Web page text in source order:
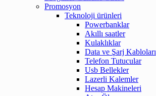
Promosyon
Teknoloji ürünleri
Powerbanklar
Akıllı saatler
Kulaklıklar
Data ve Şarj Kabloları
Telefon Tutucular
Usb Bellekler
Lazerli Kalemler
Hesap Makineleri